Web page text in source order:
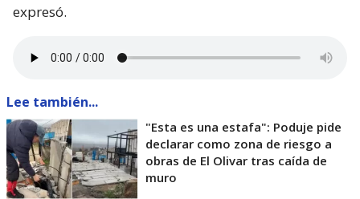
expresó.
Lee también...
"Esta es una estafa": Poduje pide
declarar como zona de riesgo a
obras de El Olivar tras caída de
muro